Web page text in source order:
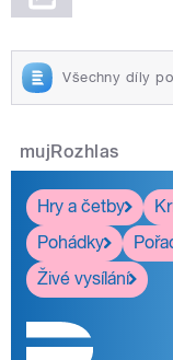
Všechny díly
mujRozhlas
Hry a četby
Pohádky
Živé vysílání